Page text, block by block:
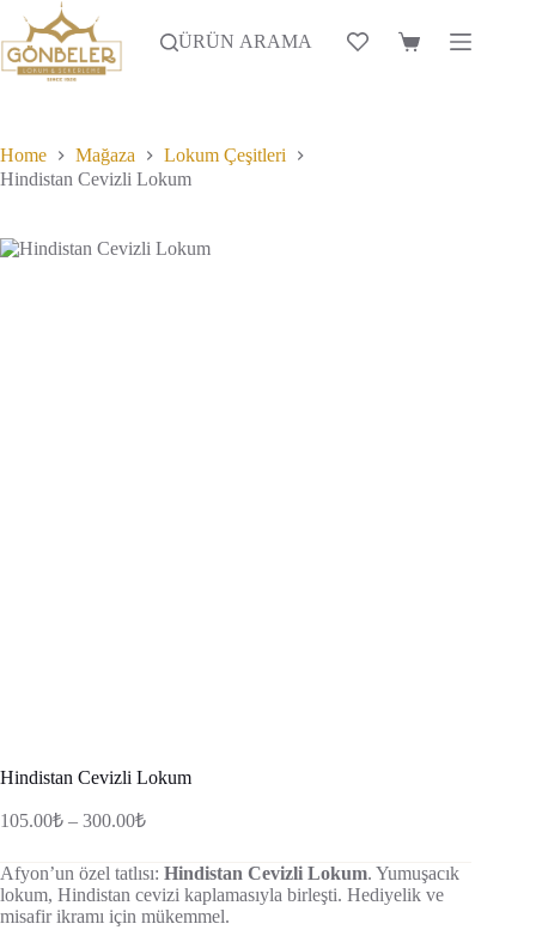
content
-
fazla
varyasyonu
ÜRÜN ARAMA
Alışveriş
Home Mağaza
Lokum Çeşitleri
Hindistan Cevizli Lokum
Hindistan Cevizli Lokum
105.00₺ – 300.00₺Fiyat
105.00₺
-
300.00₺
Afyon’un özel tatlısı: Hindistan Cevizli Lokum. Yumuşacık
lokum, Hindistan cevizi kaplamasıyla birleşti. Hediyelik ve
misafir ikramı için mükemmel.